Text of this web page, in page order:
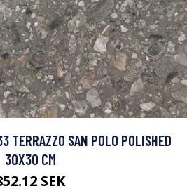
TERRAZZO SAN POLO POLISHED
30X30 CM
SEK